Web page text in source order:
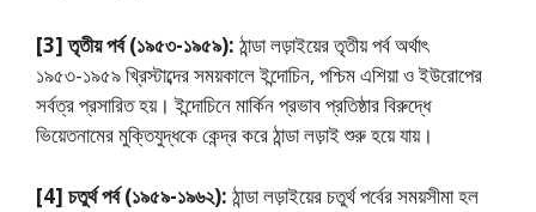
[3] তৃতীয় পর্ব (১৯৫৩-১৯৫৯): ঠান্ডা লড়াইয়ের তৃতীয় পর্ব অর্থাৎ
১৯৫৩-১৯৫৯ খ্রিস্টাব্দের সময়কালে ইন্দোচিন, পশ্চিম এশিয়া ও ইউরোপের
সর্বত্র প্রসারিত হয়। ইন্দোচিনে মার্কিন প্রভাব প্রতিষ্ঠার বিরুদ্ধে
ভিয়েতনামের মুক্তিযুদ্ধকে কেন্দ্র করে ঠান্ডা লড়াই শুরু হয়ে যায়।
[4] চতুর্থ পর্ব (১৯৫৯-১৯৬২): ঠান্ডা লড়াইয়ের চতুর্থ পর্বের সময়সীমা হল